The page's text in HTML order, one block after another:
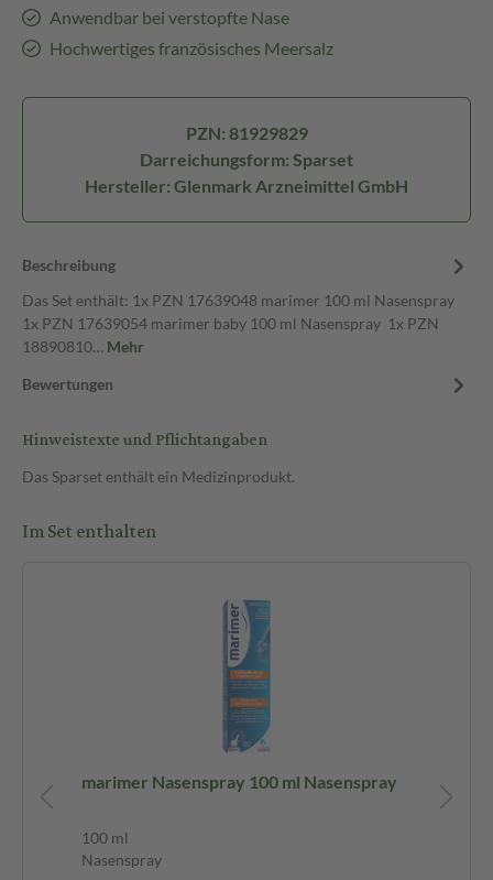
Anwendbar bei verstopfte Nase
Hochwertiges französisches Meersalz
PZN: 81929829
Darreichungsform: Sparset
Hersteller: Glenmark Arzneimittel GmbH
Beschreibung
Das Set enthält: 1x PZN 17639048 marimer 100 ml Nasenspray
1x PZN 17639054 marimer baby 100 ml Nasenspray 1x PZN
18890810… Mehr
Bewertungen
Hinweistexte und Pflichtangaben
Das Sparset enthält ein Medizinprodukt.
Im Set enthalten
marimer Nasenspray 100 ml Nasenspray
100 ml
Nasenspray